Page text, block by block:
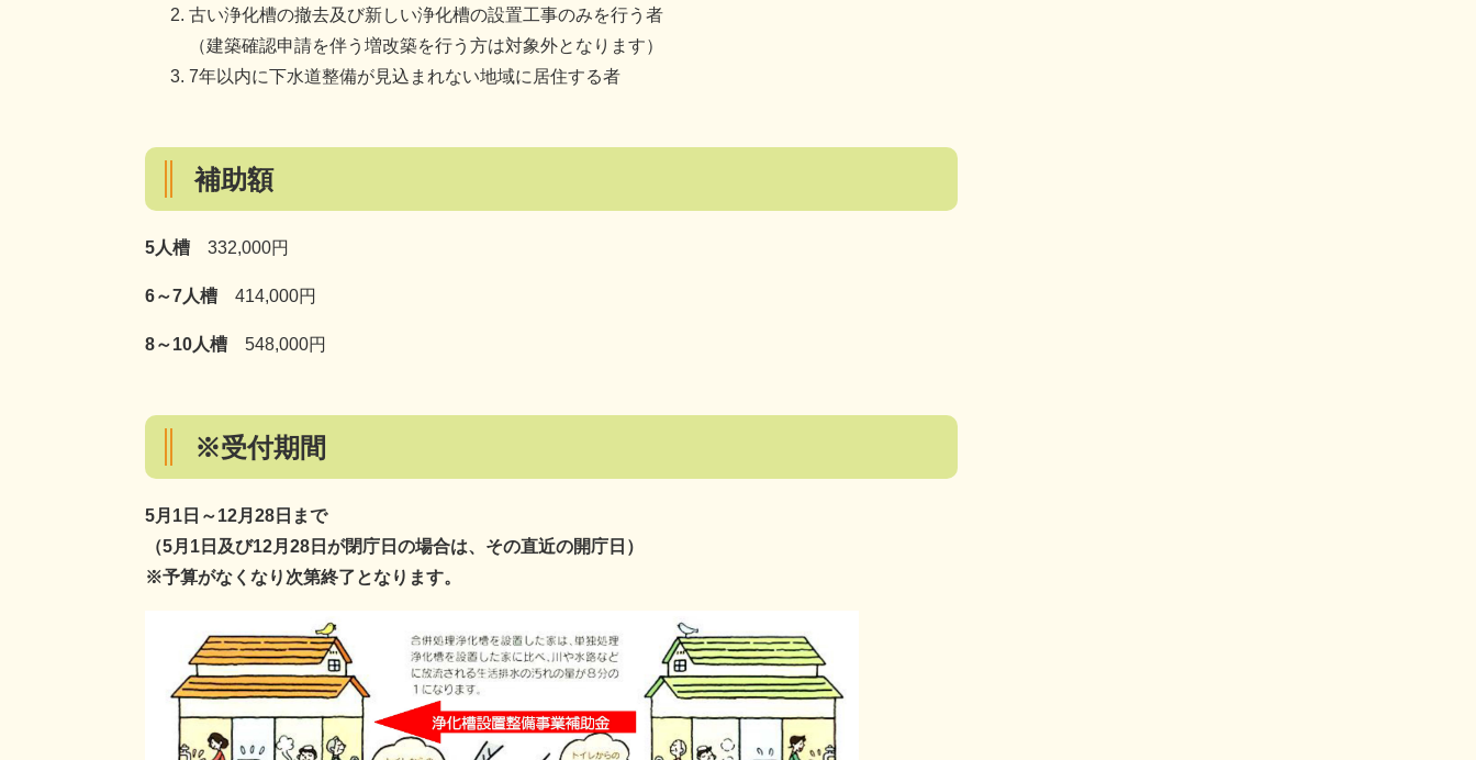
古い浄化槽の撤去及び新しい浄化槽の設置工事のみを行う者
（建築確認申請を伴う増改築を行う方は対象外となります）
7年以内に下水道整備が見込まれない地域に居住する者
補助額
5人槽 332,000円
6～7人槽 414,000円
8～10人槽 548,000円
※受付期間
5月1日～12月28日まで
（5月1日及び12月28日が閉庁日の場合は、その直近の開庁日）
※予算がなくなり次第終了となります。